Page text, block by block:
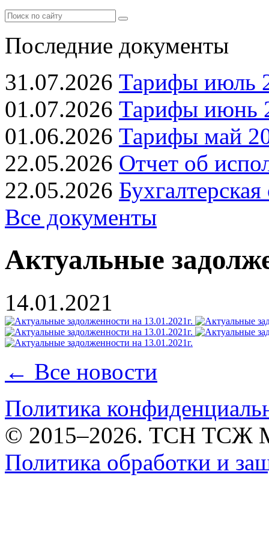
Последние документы
31.07.2026 Тарифы июль
01.07.2026 Тарифы июнь
01.06.2026 Тарифы май
22.05.2026 Отчет об
22.05.2026
Все документы
Актуальные
14.01.2021
← Все новости
Политика
© 2015–2026. ТСН ТСЖ
Политика обработки и